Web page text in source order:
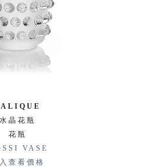
水晶花瓶
花瓶
VASE
查看價格